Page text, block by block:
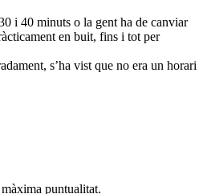
i 40 minuts o la gent ha de canviar
en buit, fins i tot per
s’ha vist que no era un horari
puntualitat.